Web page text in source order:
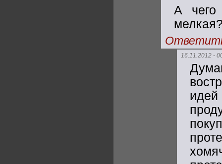
А чего
16.11.2012 -